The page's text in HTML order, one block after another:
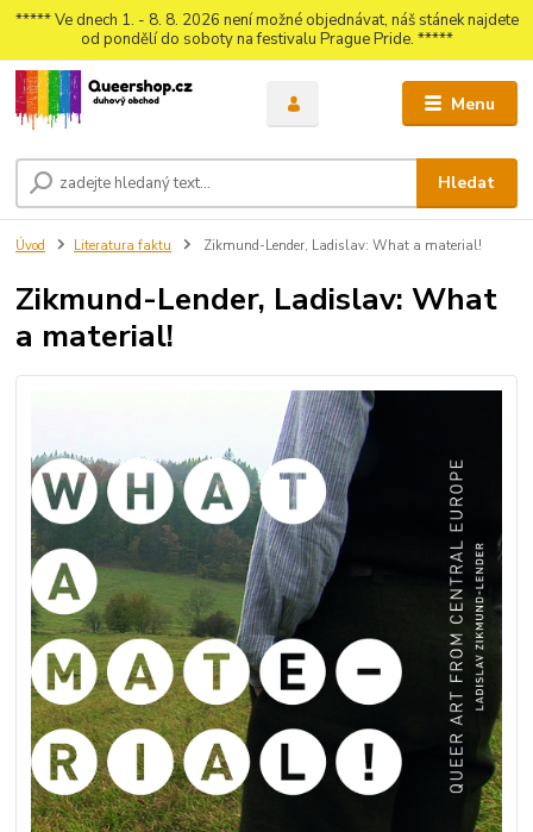
***** Ve dnech 1. - 8. 8. 2026 není možné objednávat, náš stánek najdete
od pondělí do soboty na festivalu Prague Pride. *****
Menu
Hledat
Úvod Literatura faktu Zikmund-Lender, Ladislav: What a material!
Zikmund-Lender, Ladislav: What
a material!